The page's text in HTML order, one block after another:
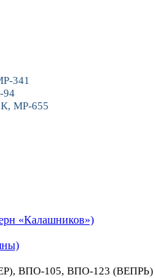
341
94
МР-655
«Калашников»)
ВПО-105, ВПО-123 (ВЕПРЬ)